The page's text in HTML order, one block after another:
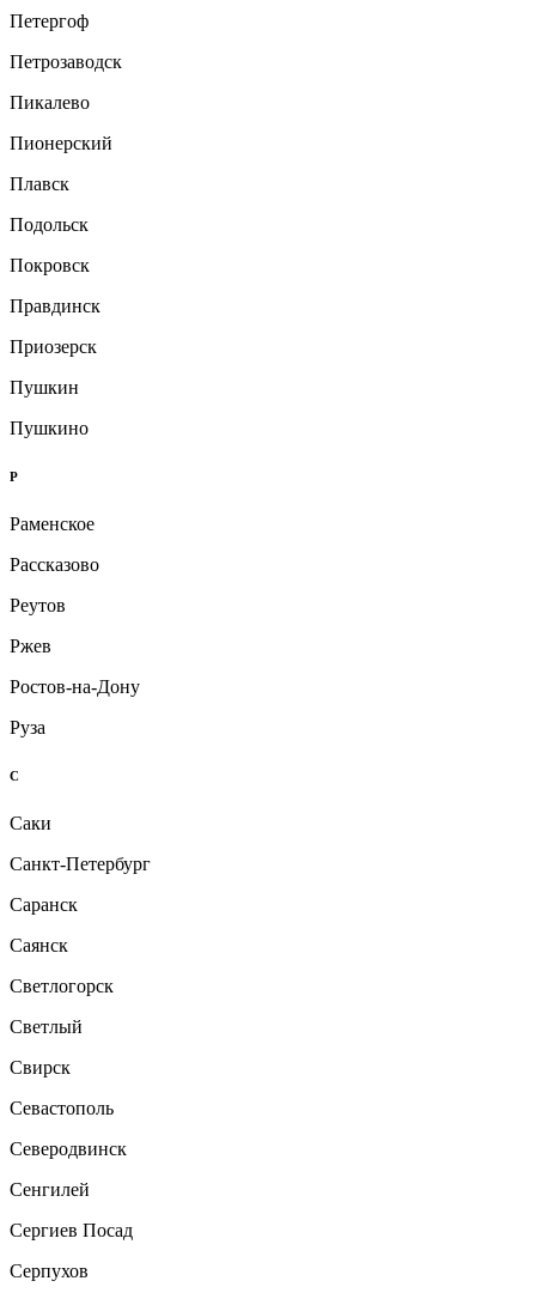
Петергоф
Петрозаводск
Пикалево
Пионерский
Плавск
Подольск
Покровск
Правдинск
Приозерск
Пушкин
Пушкино
Р
Раменское
Рассказово
Реутов
Ржев
Ростов-на-Дону
Руза
С
Саки
Санкт-Петербург
Саранск
Саянск
Светлогорск
Светлый
Свирск
Севастополь
Северодвинск
Сенгилей
Сергиев Посад
Серпухов